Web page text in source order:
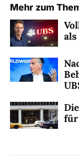
Mehr zum
für